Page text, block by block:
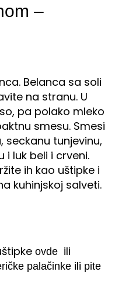
–
Belanca sa soli
na stranu. U
pa polako mleko
smesu. Smesi
tunjevinu,
i luk beli i crveni.
ih kao uštipke i
kuhinjskoj salveti.
ovde ili
palačinke ili pite